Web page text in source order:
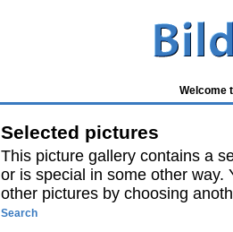
Welcome
Selected pictures
This picture gallery contains a
or is special in some other way.
other pictures by choosing
Search